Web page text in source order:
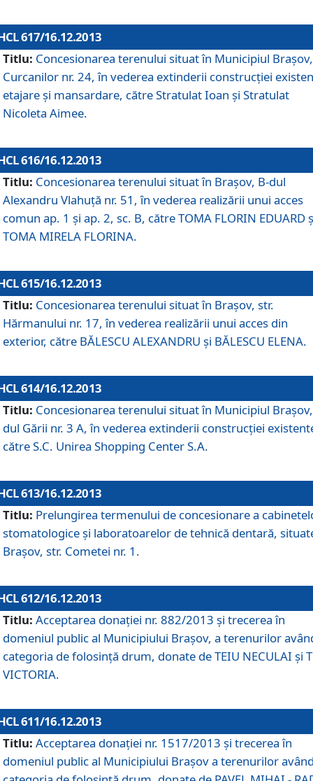
617/16.12.2013
Titlu: Concesionarea terenului situat în Municipiul
Curcanilor nr. 24, în vederea extinderii construcţiei
etajare şi mansardare, către Stratulat Ioan şi Stratulat
Nicoleta Aimee.
616/16.12.2013
Titlu: Concesionarea terenului situat în Braşov, B-dul
Alexandru Vlahuţă nr. 51, în vederea realizării unui acces
comun ap. 1 şi ap. 2, sc. B, către TOMA FLORIN EDUARD
TOMA MIRELA FLORINA.
615/16.12.2013
Titlu: Concesionarea terenului situat în Braşov, str.
Hărmanului nr. 17, în vederea realizării unui acces din
exterior, către BĂLESCU ALEXANDRU şi BĂLESCU ELENA.
614/16.12.2013
Titlu: Concesionarea terenului situat în Municipiul
dul Gării nr. 3 A, în vederea extinderii construcţiei
către S.C. Unirea Shopping Center S.A.
613/16.12.2013
Titlu: Prelungirea termenului de concesionare a
stomatologice şi laboratoarelor de tehnică dentară,
Braşov, str. Cometei nr. 1.
612/16.12.2013
Titlu: Acceptarea donaţiei nr. 882/2013 şi trecerea în
domeniul public al Municipiului Braşov, a terenurilor
categoria de folosinţă drum, donate de TEIU NECULAI şi
VICTORIA.
611/16.12.2013
Titlu: Acceptarea donaţiei nr. 1517/2013 şi trecerea în
domeniul public al Municipiului Braşov a terenurilor